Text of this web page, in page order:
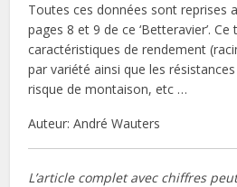
Toutes ces données sont reprises
pages 8 et 9 de ce ‘Betteravier’.
caractéristiques de rendement
par variété ainsi que les
risque de montaison, etc …
Auteur: André Wauters
L’article complet avec chiffres